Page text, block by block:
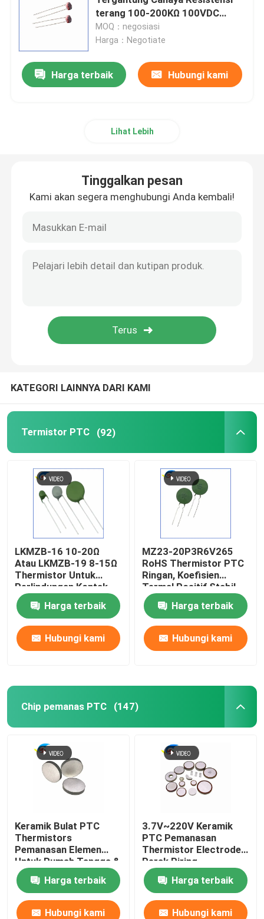
Chip pemanas PTC
Termistor NTC
Sensor Suhu NTC
PPTC Fuse Resetable
Sekring Pemasangan Permukaan
Fuse pemotongan termal
Fuse Kartrid Miniatur
pelindung overload termal
terang 100-200KΩ 100VDC
Dalam lampu
MOQ：negosiasi
Harga：Negotiate
Harga terbaik Hubungi kami
Lihat Lebih
Tinggalkan pesan
Kami akan segera menghubungi Anda kembali!
KATEGORI LAINNYA DARI KAMI
Termistor PTC (92)
LKMZB-16 10-20Ω
Atau LKMZB-19 8-15Ω
Thermistor Untuk
Perlindungan Kontak
Relay Tipe PTC
Thermistor Multi-
Purpose Heat-Resista
Harga terbaik
Hubungi kami
MZ23-20P3R6V265
RoHS Thermistor PTC
Ringan, Koefisien
Termal Positif Stabil
Thermistor Untuk
Perlindungan
Overcurrent
Harga terbaik
Hubungi kami
Chip pemanas PTC (147)
Keramik Bulat PTC
Thermistors
Pemanasan Elemen
Untuk Rumah Tangga &
Industri Otomotif Pelet
Kualitas Premium
Harga terbaik
Hubungi kami
3.7V~220V Keramik
PTC Pemanasan
Thermistor Electrode
Perak Piring
Pemanasan Suhu
KonstanHarga terbaik
Hubungi kami